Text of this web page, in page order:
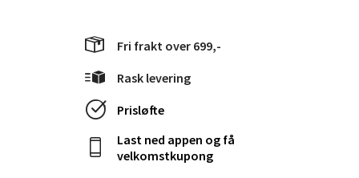
Fri frakt over 699,-
Rask levering
Prisløfte
Last ned appen og få
velkomstkupong
Oslo - Linderud
Erich Mogensøns vei 38, 0594 Oslo
Åpent i dag 10-19